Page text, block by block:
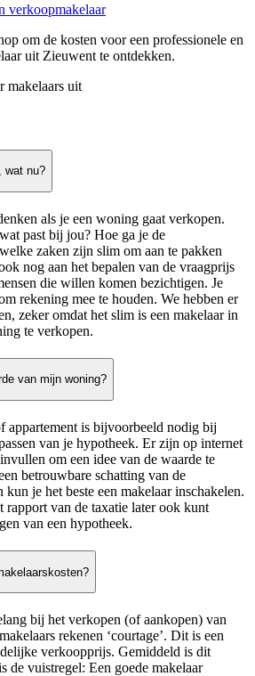
verkoopmakelaar
om de kosten voor een professionele en
uit Zieuwent te ontdekken.
makelaars uit
wat nu?
als je een woning gaat verkopen.
past bij jou? Hoe ga je de
zaken zijn slim om aan te pakken
nog aan het bepalen van de vraagprijs
die willen komen bezichtigen. Je
rekening mee te houden. We hebben er
zeker omdat het slim is een makelaar in
te verkopen.
van mijn woning?
appartement is bijvoorbeeld nodig bij
van je hypotheek. Er zijn op internet
om een idee van de waarde te
betrouwbare schatting van de
je het beste een makelaar inschakelen.
rapport van de taxatie later ook kunt
van een hypotheek.
bij het verkopen (of aankopen) van
rekenen ‘courtage’. Dit is een
verkoopprijs. Gemiddeld is dit
de vuistregel: Een goede makelaar